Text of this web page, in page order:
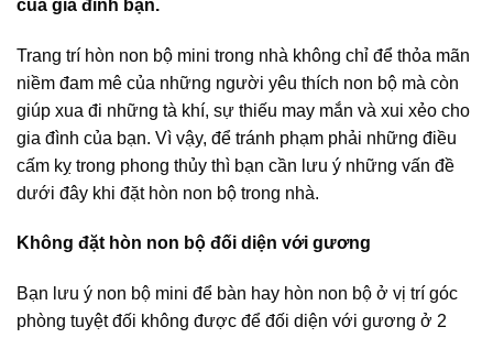
của gia đình bạn.
Trang trí hòn non bộ mini trong nhà không chỉ để thỏa mãn
niềm đam mê của những người yêu thích non bộ mà còn
giúp xua đi những tà khí, sự thiếu may mắn và xui xẻo cho
gia đình của bạn. Vì vậy, để tránh phạm phải những điều
cấm kỵ trong phong thủy thì bạn cần lưu ý những vấn đề
dưới đây khi đặt hòn non bộ trong nhà.
Không đặt hòn non bộ đối diện với gương
Bạn lưu ý non bộ mini để bàn hay hòn non bộ ở vị trí góc
phòng tuyệt đối không được để đối diện với gương ở 2